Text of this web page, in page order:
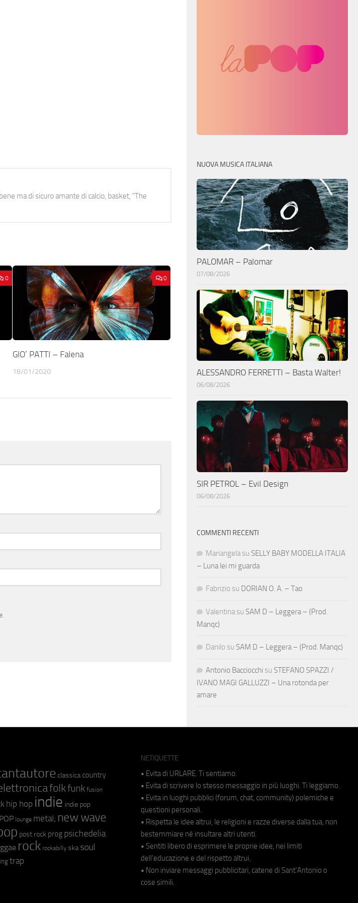
ma di sicuro amante di calcio, basket, "The
0 0
GIO’ PATTI – Falena
18/01/2020
NUOVA MUSICA ITALIANA
PALOMAR – Palomar
07/08/2026
ALESSANDRO FERRETTI – Basta Walter!
06/08/2026
SIR PETROL – Evil Design
06/08/2026
COMMENTI RECENTI
Mariangela su SELLY BABY MODELLA ITALIA
– Luna lei mi guarda
Fabrizio su DORIAN O. A. – Tao
Valentina su SAM D – Leggera – (Prod.
Manqc)
Danilo su SAM D – Leggera – (Prod. Manqc)
Antonio Bacciocchi su STEFANO SPAZZI /
IVANO MAGI GALLUZZI – Una rotonda per
amare
classica country
folkfunk fusion
hip hop indie indie pop
lounge metal; new wave
post rock prog psichedelia
rock rockabilly ska soul
trap
NETIQUETTE
• Evita di URLARE. Ti sentiamo.
• Evita di scrivere lo stesso messaggio in più luoghi. Ti leggiamo.
• Evita in luoghi pubblici (forum, chat, community) polemiche e
questioni personali.
• Rispetta le idee altrui, le religioni e razze diverse dalla tua, non
bestemmiare né insultare altri utenti.
• Sentiti libero di esprimere le proprie idee, nei limiti
dell'educazione e del rispetto altrui.
• Non inviare messaggi pubblicitari, catene di Sant'Antonio o
cose simili.